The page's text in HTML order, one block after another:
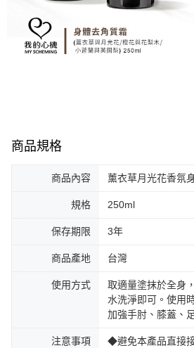
請求用戶進行身份認證。
５．嚴禁一人註冊多個帳號或使用他人資訊註
恩沛科技股份有限公司將有權停止該用戶之使
商品規格
商品內容 薰衣草月光花香氛
規格 250ml
保存期限 3年
商品產地 台灣
使用方式
取適量塗抹於全身
水洗淨即可。使用
加強手肘、膝蓋、
注意事項
◆避免本產品直接